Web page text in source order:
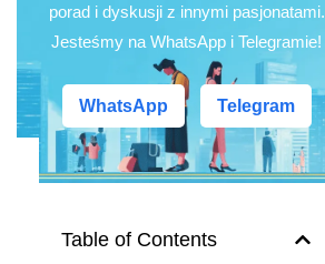
porad i dyskusji z innymi pasjonatami.
Jesteśmy na WhatsApp i Telegramie!
WhatsApp Telegram
Table of Contents